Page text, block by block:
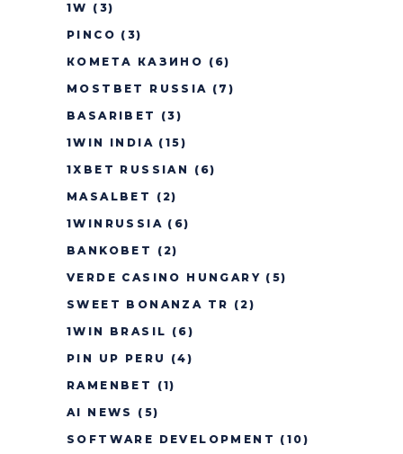
1W (3)
PINCO (3)
КОМЕТА КАЗИНО (6)
MOSTBET RUSSIA (7)
BASARIBET
(3)
1WIN INDIA (15)
1XBET RUSSIAN
(6)
MASALBET
(2)
1WINRUSSIA (6)
BANKOBET
(2)
VERDE CASINO HUNGARY (5)
SWEET BONANZA TR (2)
1WIN BRASIL (6)
PIN UP PERU
(4)
RAMENBET
(1)
AI NEWS
(5)
SOFTWARE DEVELOPMENT (10)